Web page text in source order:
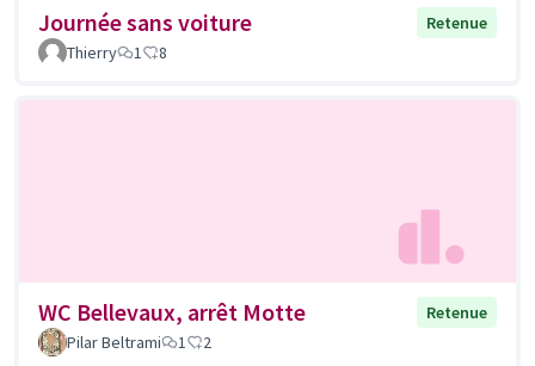
Journée sans voiture
Retenue
Thierry
1 8
WC Bellevaux, arrêt Motte
Retenue
Pilar Beltrami
1 2